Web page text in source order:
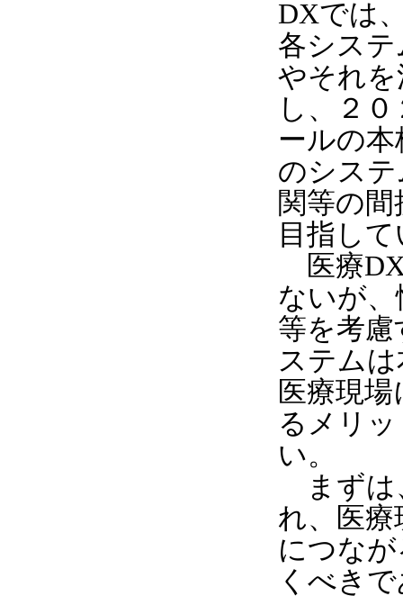
DXでは
各シス
やそれを
し、２
ールの
のシス
関等の
目指し
医療
ないが
等を考
ステム
医療現
るメリ
い。
まずは
れ、医療
につな
くべき